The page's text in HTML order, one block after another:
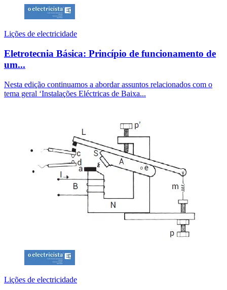
Lições de electricidade
Eletrotecnia Básica: Princípio de funcionamento de
um...
Nesta edição continuamos a abordar assuntos relacionados com o
tema geral ‘Instalações Eléctricas de Baixa...
Lições de electricidade